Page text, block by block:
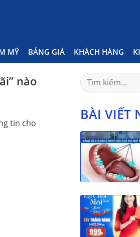
MỸ BẢNG GIÁ KHÁCH HÀNG
Posts tagged "phanh
nào
tin cho
Search
for:
BÀI VIẾT